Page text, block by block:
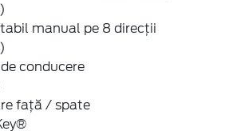
manual pe 8 direcţii
conducere
faţă / spate